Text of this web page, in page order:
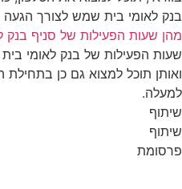
בנק לאומי בית שמש לצורך הגעה
מהן שעות הפעילות של סניף
שעות הפעילות של בנק לאומי
ואותן תוכל למצוא גם כן
למעלה.
שיתוף
שיתוף
פרסומת